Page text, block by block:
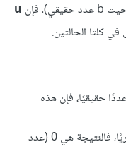
u
عددًا حقيقيًا، فإن هذه
" (بخط عريض) شعاعًا صفريًا، فالنتيجة هي 0 (عدد